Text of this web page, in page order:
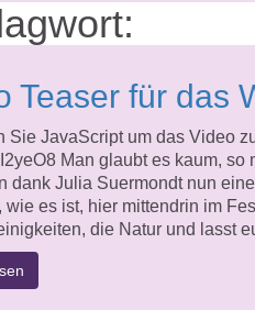
Teaser für das
Sie JavaScript um das Video
Man glaubt es kaum, so
dank Julia Suermondt nun
wie es ist, hier mittendrin im
die Natur und lasst